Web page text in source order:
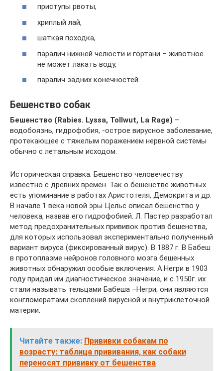
приступы рвоты,
хриплый лай,
шаткая походка,
паралич нижней челюсти и гортани – животное
не может лакать воду,
паралич задних конечностей.
Бешенство собак
Бешенство (Rabies. Lyssa, Tollwut, La Rage) –
водобоязнь, гидрофобия, -острое вирусное заболевание,
протекающее с тяжелым поражением нервной системы
обычно с летальным исходом.
Историческая справка. Бешенство человечеству
известно с древних времен. Так о бешенстве животных
есть упоминание в работах Аристотеля, Демокрита и др.
В начале 1 века новой эры Цельс описал бешенство у
человека, назвав его гидрофобией. Л. Пастер разработал
метод предохранительных прививок против бешенства,
для которых использовал экспериментально полученный
вариант вируса (фиксированный вирус). В 1887 г. В Бабеш
в протоплазме нейронов головного мозга бешенных
животных обнаружил особые включения. А.Негри в 1903
году придал им диагностическое значение, и с 1950г. их
стали называть тельцами Бабеша –Негри; они являются
конгломератами скоплений вирусной и внутриклеточной
материи.
Читайте также: Прививки собакам по
возрасту: таблица прививания, как собаки
переносят прививку от бешенства